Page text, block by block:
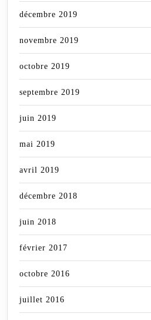
décembre 2019
novembre 2019
octobre 2019
septembre 2019
juin 2019
mai 2019
avril 2019
décembre 2018
juin 2018
février 2017
octobre 2016
juillet 2016